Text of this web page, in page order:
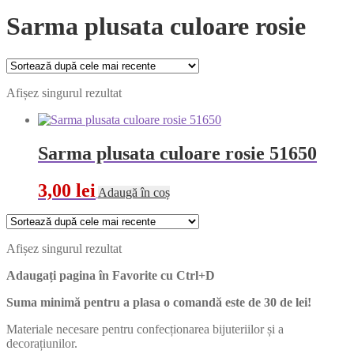
Sarma plusata culoare rosie
Afișez singurul rezultat
Sarma plusata culoare rosie 51650
3,00 lei Adaugă în coș
Afișez singurul rezultat
Adaugați pagina în Favorite cu Ctrl+D
Suma minimă pentru a plasa o comandă este de 30 de lei!
Materiale necesare pentru confecționarea bijuteriilor și a
decorațiunilor.